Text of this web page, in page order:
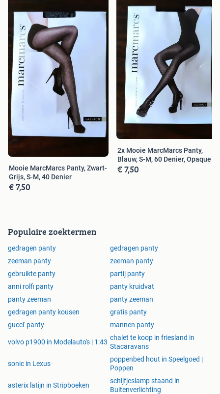
nylon kousen. Soms is de verpakking wat beschadigd
maar ze zijn allemaal nieuw en ongedragen. De vintage
nylon kousen en panty's zelf, zijn dan ook onbeschadigd
en als nieuw✨
Zoek je iets speciaals vraag mij
, dan kijk ik graag of ik
je kan helpen😊 Zoek je een bepaald soort panty, nylon
kousen, meer foto's van een panty, ervaring bij het dragen
of het wassen van de panty of nylon kousen. Durf te
vragen..
Ik verkoop de nylon kousen en panty's aan draagsters én
dragers♀️♂️
Parfait
Mooie MarcMarcs Panty, Zwart-
Grijs, S-M, 40 Denier
€ 7,50
2x Mooie MarcMarcs Panty,
Blauw, S-M, 60 Denier, Opaque
€ 7,50
Populaire zoektermen
gedragen panty
gedragen panty
zeeman panty
zeeman panty
gebruikte panty
partij panty
anni rolfi panty
panty kruidvat
panty zeeman
panty zeeman
gedragen panty kousen
gratis panty
gucci' panty
mannen panty
volvo p1900 in Modelauto's | 1:43
chalet te koop in friesland in
Stacaravans
sonic in Lexus
poppenbed hout in Speelgoed |
Poppen
asterix latijn in Stripboeken
schijfjeslamp staand in
Buitenverlichting